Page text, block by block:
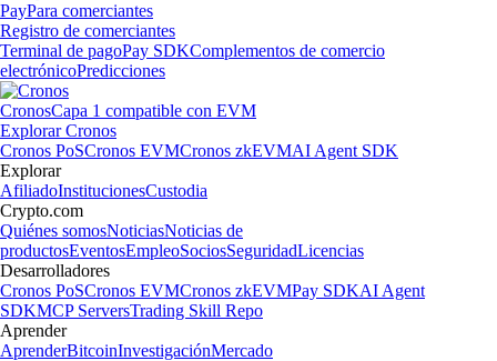
PayPara comerciantes
Registro de comerciantes
Terminal de pagoPay SDKComplementos de comercio
electrónicoPredicciones
CronosCapa 1 compatible con EVM
Explorar Cronos
Cronos PoSCronos EVMCronos zkEVMAI Agent SDK
Explorar
AfiliadoInstitucionesCustodia
Crypto.com
Quiénes somosNoticiasNoticias de
productosEventosEmpleoSociosSeguridadLicencias
Desarrolladores
Cronos PoSCronos EVMCronos zkEVMPay SDKAI Agent
SDKMCP ServersTrading Skill Repo
Aprender
AprenderBitcoinInvestigaciónMercado